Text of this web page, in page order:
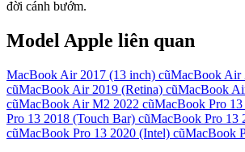
đời cánh bướm.
Model Apple liên quan
MacBook Air 2017 (13 inch) cũMacBook Air
cũMacBook Air 2019 (Retina) cũMacBook
cũMacBook Air M2 2022 cũMacBook Pro 13
Pro 13 2018 (Touch Bar) cũMacBook Pro 13
cũMacBook Pro 13 2020 (Intel) cũMacBook